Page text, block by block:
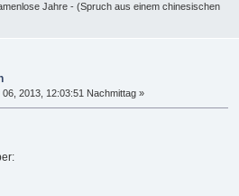
Jahre - (Spruch aus einem chinesischen
06, 2013, 12:03:51 Nachmittag »